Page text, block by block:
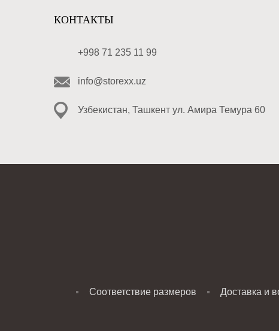
КОНТАКТЫ
+998 71 235 11 99
info@storexx.uz
Узбекистан, Ташкент ул. Амира Темура 60
Соответствие размеров Доставка и